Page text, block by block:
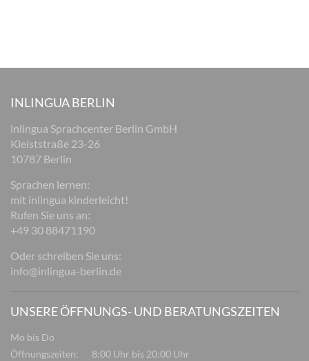
INLINGUA BERLIN
inlingua Sprachcenter Berlin GmbH
Kleiststraße 23-26
10787 Berlin
Sprachen lernen:
mit inlingua kinderleicht!
Rufen Sie uns an:
+49 30 88471190
Oder schreiben Sie uns:
info@inlingua-berlin.de
UNSERE ÖFFNUNGS- UND BERATUNGSZEITEN
Mo bis Do
Öffnungszeiten:
8:00 Uhr bis 20:00 Uhr